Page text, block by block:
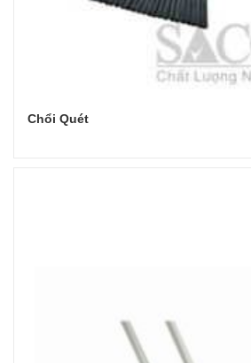
Chổi Quét